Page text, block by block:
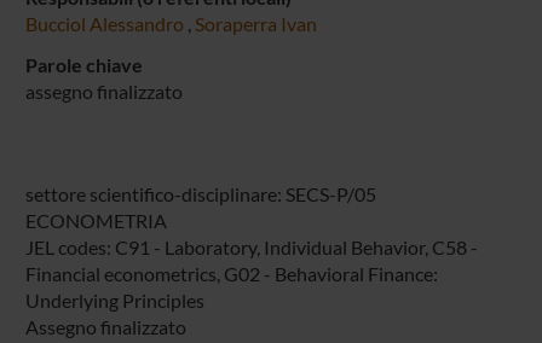
Bucciol Alessandro , Soraperra Ivan
Parole chiave
assegno finalizzato
settore scientifico-disciplinare: SECS-P/05
ECONOMETRIA
JEL codes: C91 - Laboratory, Individual Behavior, C58 -
Financial econometrics, G02 - Behavioral Finance:
Underlying Principles
Assegno finalizzato